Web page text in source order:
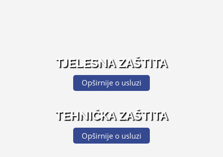
TJELESNA ZAŠTITA
Opširnije o usluzi
TEHNIČKA ZAŠTITA
Opširnije o usluzi